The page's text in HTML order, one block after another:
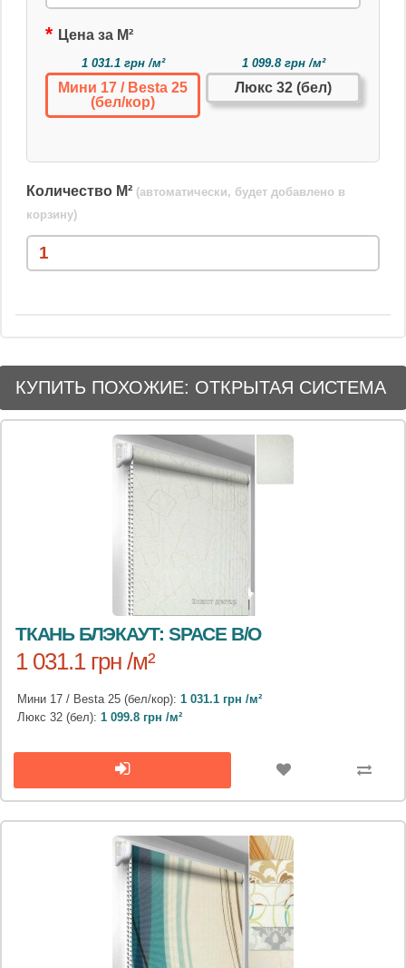
Цена за М²
1 031.1 грн /м²
Мини 17 / Besta 25
(бел/кор)
1 099.8 грн /м²
Люкс 32 (бел)
Количество М² (автоматически, будет добавлено в
корзину)
КУПИТЬ ПОХОЖИЕ: ОТКРЫТАЯ СИСТЕМА
ТКАНЬ БЛЭКАУТ: SPACE B/O
1 031.1 грн /м²
Мини 17 / Besta 25 (бел/кор): 1 031.1 грн /м²
Люкс 32 (бел): 1 099.8 грн /м²